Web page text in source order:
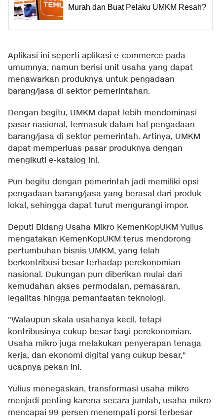
Murah dan Buat Pelaku UMKM Resah?
Aplikasi ini seperti aplikasi e-commerce pada
umumnya, namun berisi unit usaha yang dapat
menawarkan produknya untuk pengadaan
barang/jasa di sektor pemerintahan.
Dengan begitu, UMKM dapat lebih mendominasi
pasar nasional, termasuk dalam hal pengadaan
barang/jasa di sektor pemerintah. Artinya, UMKM
dapat memperluas pasar produknya dengan
mengikuti e-katalog ini.
Pun begitu dengan pemerintah jadi memiliki opsi
pengadaan barang/jasa yang berasal dari produk
lokal, sehingga dapat turut mengurangi impor.
Deputi Bidang Usaha Mikro KemenKopUKM Yulius
mengatakan KemenKopUKM terus mendorong
pertumbuhan bisnis UMKM, yang telah
berkontribusi besar terhadap perekonomian
nasional. Dukungan pun diberikan mulai dari
kemudahan akses permodalan, pemasaran,
legalitas hingga pemanfaatan teknologi.
"Walaupun skala usahanya kecil, tetapi
kontribusinya cukup besar bagi perekonomian.
Usaha mikro juga melakukan penyerapan tenaga
kerja, dan ekonomi digital yang cukup besar,"
ucapnya pekan ini.
Yulius menegaskan, transformasi usaha mikro
menjadi penting karena secara jumlah, usaha mikro
mencapai 99 persen menempati porsi terbesar